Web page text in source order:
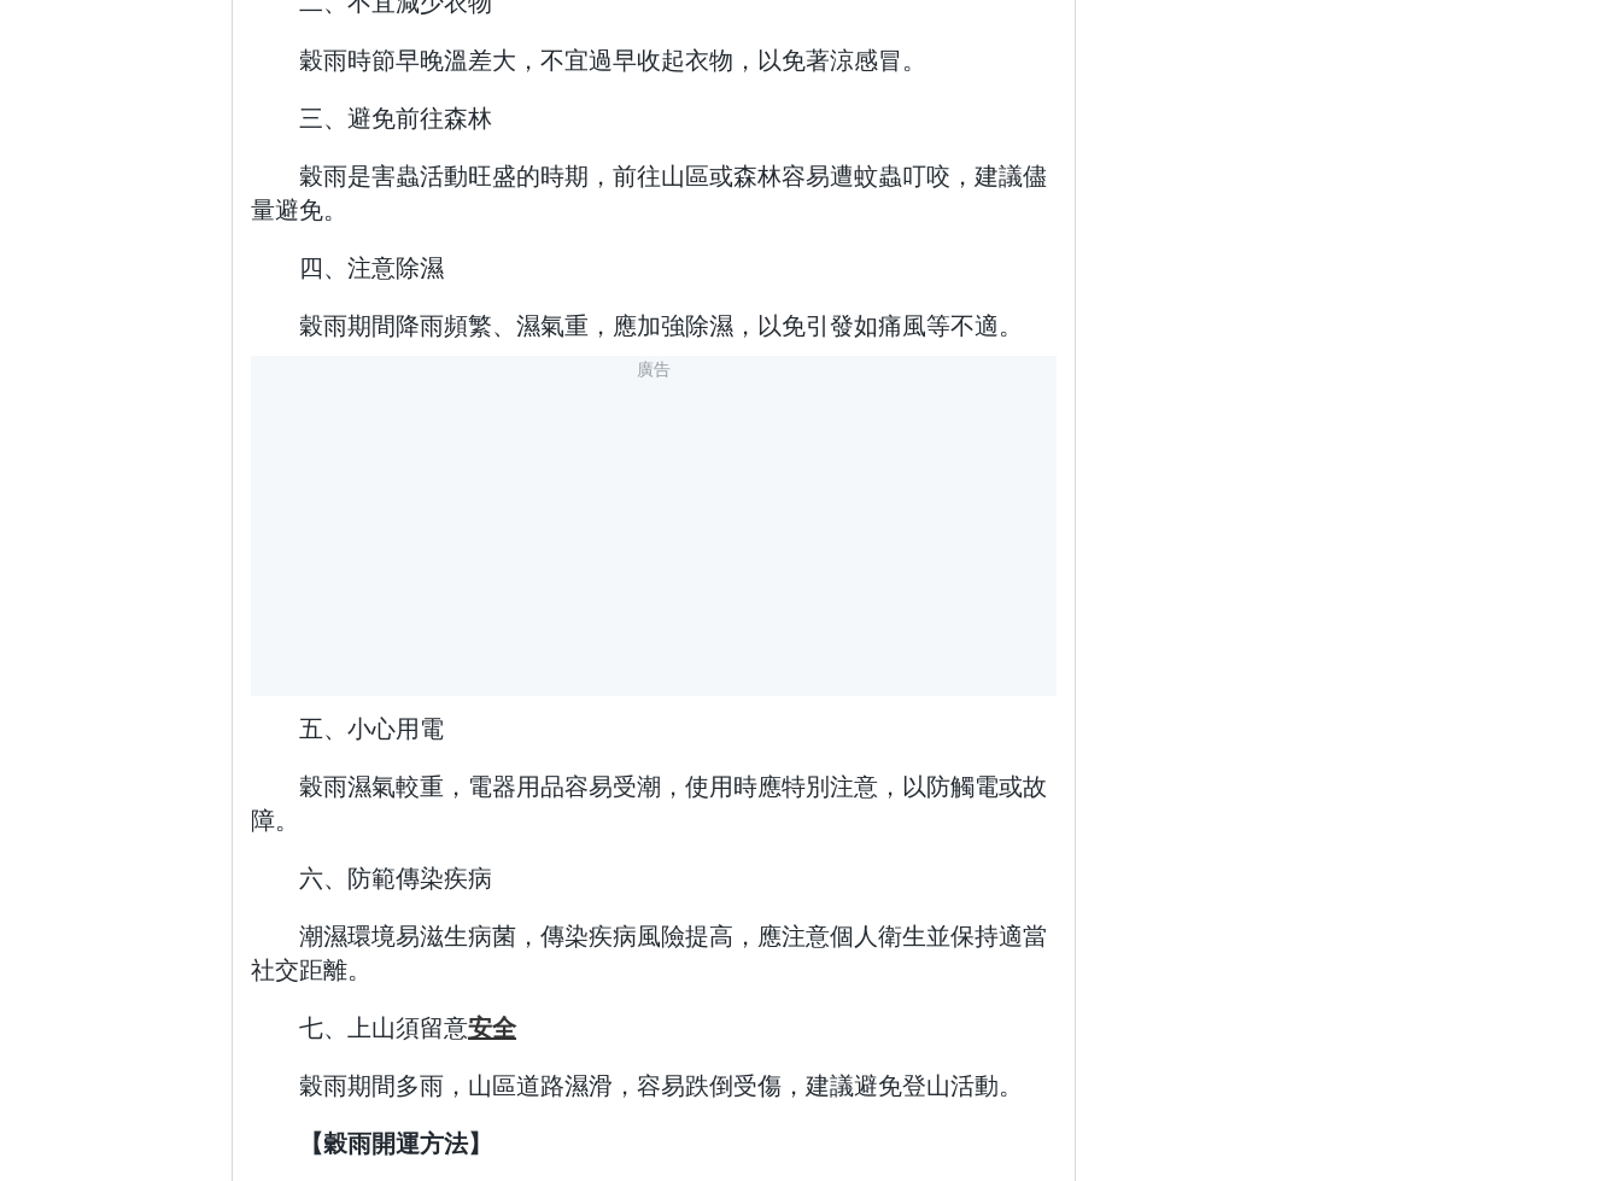
穀雨時節早晚溫差大，不宜過早收起衣物，以免著涼感冒。
三、避免前往森林
穀雨是害蟲活動旺盛的時期，前往山區或森林容易遭蚊蟲叮咬，建議儘
量避免。
四、注意除濕
穀雨期間降雨頻繁、濕氣重，應加強除濕，以免引發如痛風等不適。
廣告
五、小心用電
穀雨濕氣較重，電器用品容易受潮，使用時應特別注意，以防觸電或故
障。
六、防範傳染疾病
潮濕環境易滋生病菌，傳染疾病風險提高，應注意個人衛生並保持適當
社交距離。
七、上山須留意安全
穀雨期間多雨，山區道路濕滑，容易跌倒受傷，建議避免登山活動。
【穀雨開運方法】